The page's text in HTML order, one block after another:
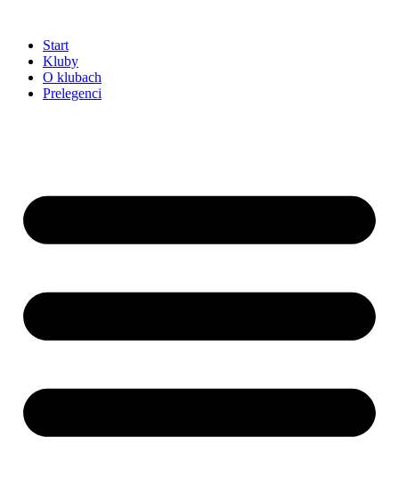
treści
Start
Kluby
O klubach
Prelegenci